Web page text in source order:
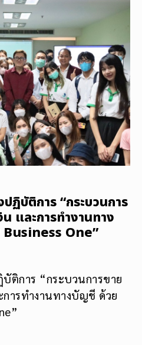
ฏิบัติการ “กระบวนการ
น และการทำงานทาง
One”
ติการ “กระบวนการขาย
การทำงานทางบัญชี ด้วย